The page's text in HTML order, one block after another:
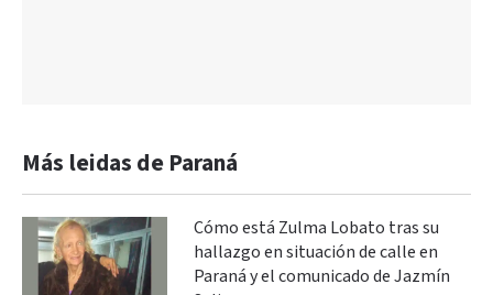
Más leidas de Paraná
Cómo está Zulma Lobato tras su
hallazgo en situación de calle en
Paraná y el comunicado de Jazmín